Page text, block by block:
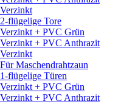
Verzinkt
2-flügelige Tore
Verzinkt + PVC Grün
Verzinkt + PVC Anthrazit
Verzinkt
Für Maschendrahtzaun
1-flügelige Türen
Verzinkt + PVC Grün
Verzinkt + PVC Anthrazit